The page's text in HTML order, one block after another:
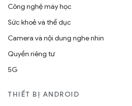
Công nghệ máy học
Sức khoẻ và thể dục
Camera và nội dung nghe nhìn
Quyền riêng tư
5G
THIẾT BỊ ANDROID